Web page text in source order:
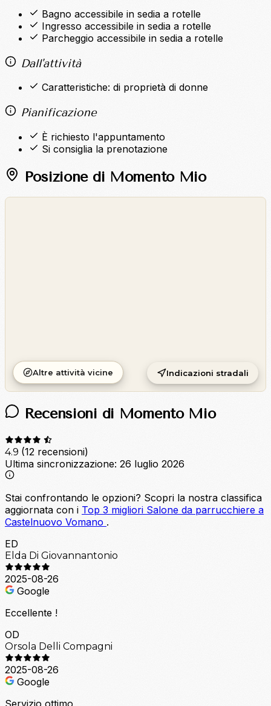
Bagno accessibile in sedia a rotelle
Ingresso accessibile in sedia a rotelle
Parcheggio accessibile in sedia a rotelle
Dall'attività
Caratteristiche: di proprietà di donne
Pianificazione
È richiesto l'appuntamento
Si consiglia la prenotazione
Posizione di Momento Mio
Altre attività vicine Indicazioni stradali
Recensioni di Momento Mio
4.9 (12 recensioni)
Ultima sincronizzazione: 26 luglio 2026
Stai confrontando le opzioni? Scopri la nostra classifica
aggiornata con i Top 3 migliori Salone da parrucchiere a
Castelnuovo Vomano .
ED
Elda Di Giovannantonio
2025-08-26
Google
Eccellente !
OD
Orsola Delli Compagni
2025-08-26
Google